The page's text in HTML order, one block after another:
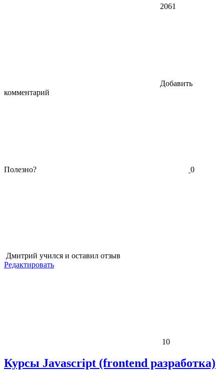
2061
Добавить
комментарий
Полезно? 0
Дмитрий учился и оставил отзыв
Редактировать
10
Курсы Javascript (frontend разработка)